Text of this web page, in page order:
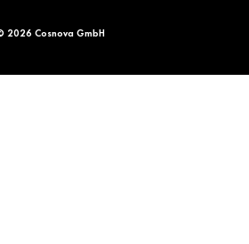
2026 Cosnova GmbH